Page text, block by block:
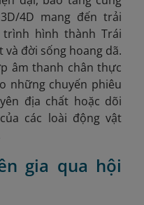
4D mang đến trải
hình thành Trái
đời sống hoang dã.
âm thanh chân thực
những chuyến phiêu
địa chất hoặc dõi
các loài động vật
gia qua hội